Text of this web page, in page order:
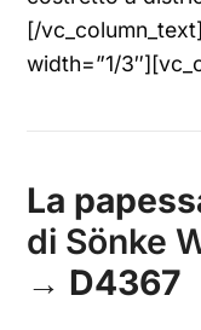
[/
width=”1/
La
di Sönke
→ D4367